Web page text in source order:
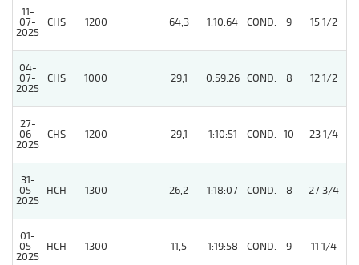
11-
07-
2025
CHS 1200 64,3 1:10:64 COND. 9 15 1/2
04-
07-
2025
CHS 1000 29,1 0:59:26 COND. 8 12 1/2
27-
06-
2025
CHS 1200 29,1 1:10:51 COND. 10 23 1/4
31-
05-
2025
HCH 1300 26,2 1:18:07 COND. 8 27 3/4
01-
05-
2025
HCH 1300 11,5 1:19:58 COND. 9 11 1/4